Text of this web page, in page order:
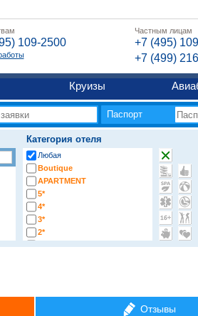
109-2500
Частным лицам
+7 (495)
+7 (499)
Круизы
Паспорт
Категория отеля
Любая
Boutique
APARTMENT
5*
4*
3*
2*
Отзывы